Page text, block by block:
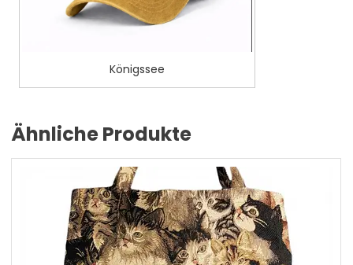
Königssee
Ähnliche Produkte